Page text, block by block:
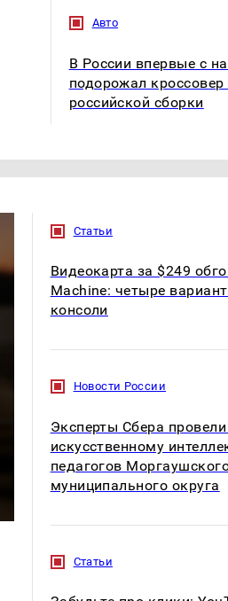
Авто
В России впервые с
подорожал кроссовер
российской сборки
Статьи
Видеокарта за $249
Machine: четыре
консоли
Новости России
Эксперты Сбера
искусственному
педагогов
муниципального округа
Статьи